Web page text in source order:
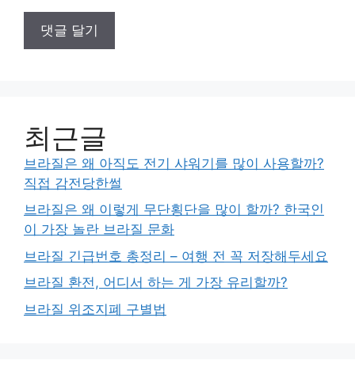
최근글
브라질은 왜 아직도 전기 샤워기를 많이 사용할까?
직접 감전당한썰
브라질은 왜 이렇게 무단횡단을 많이 할까? 한국인
이 가장 놀란 브라질 문화
브라질 긴급번호 총정리 – 여행 전 꼭 저장해두세요
브라질 환전, 어디서 하는 게 가장 유리할까?
브라질 위조지폐 구별법